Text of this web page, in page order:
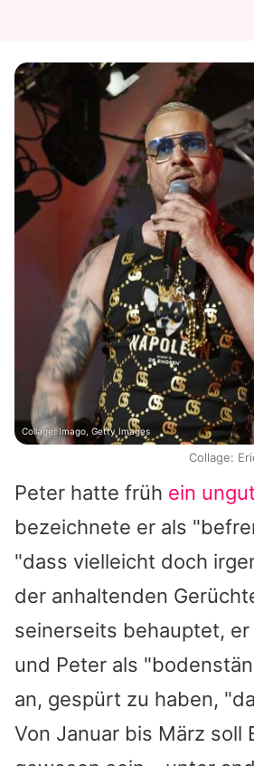
Peter hatte früh ein
bezeichnete er als
"dass vielleicht doch
der anhaltenden
seinerseits behauptet,
und Peter als
an, gespürt zu haben,
Von Januar bis März soll
Collage: Imago, Getty Images
Collage: